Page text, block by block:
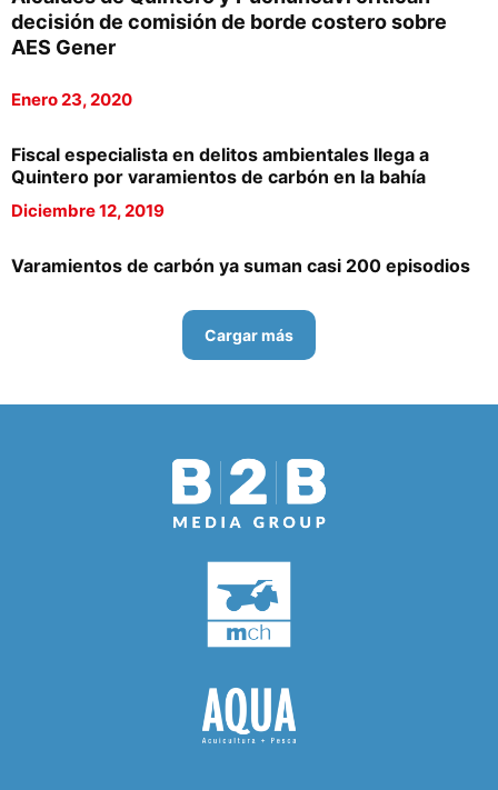
decisión de comisión de borde costero sobre
AES Gener
Enero 23, 2020
Fiscal especialista en delitos ambientales llega a
Quintero por varamientos de carbón en la bahía
Diciembre 12, 2019
Varamientos de carbón ya suman casi 200 episodios
Cargar más